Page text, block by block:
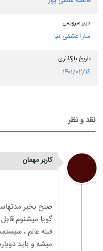
دبیر سرویس
سارا عشقی نیا
تاریخ بارگذاری
۱۴۰۱/۰۲/۱۶
نقد و نظر
کاربر مهمان
صبح بخیر
گویا
قبله عالم ،
میشه و باید